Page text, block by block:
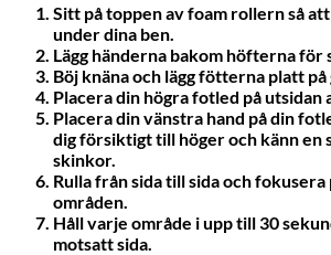
Sitt på toppen av foam rollern så
under dina ben.
Lägg händerna bakom höfterna för
Böj knäna och lägg fötterna platt på
Placera din högra fotled på utsidan
Placera din vänstra hand på din
dig försiktigt till höger och känn en
skinkor.
Rulla från sida till sida och fokusera
områden.
Håll varje område i upp till 30
motsatt sida.